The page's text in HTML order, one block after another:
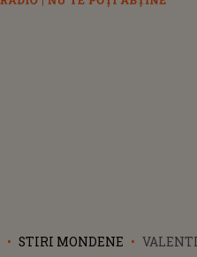
STIRI MONDENE